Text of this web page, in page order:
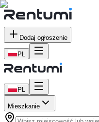
Dodaj ogłoszenie
PL
PL
Mieszkanie